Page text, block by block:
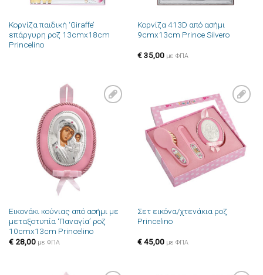
Κορνίζα παιδική ‘Giraffe’
επάργυρη ροζ 13cmx18cm
Princelino
Κορνίζα 413D από ασήμι
9cmx13cm Prince Silvero
€35,00 με ΦΠΑ
Πρόσθήκη
στην λίστα
επιθυμιών
Εικονάκι κούνιας από ασήμι με
μεταξοτυπία ‘Παναγία’ ροζ
10cmx13cm Princelino
€28,00 με ΦΠΑ
Πρόσθήκη
στην λίστα
επιθυμιών
Σετ εικόνα/χτενάκια ροζ
Princelino
€45,00 με ΦΠΑ